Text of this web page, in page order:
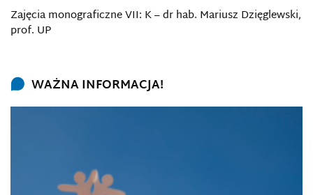
Zajęcia monograficzne VII: K – dr hab. Mariusz Dzięglewski,
prof. UP
WAŻNA INFORMACJA!